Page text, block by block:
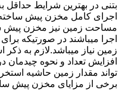
مساحت زمین نیز مخزن پیش
اجرا میباشند در صورتیکه
زمین نیاز میباشد.لازم به
افزایش تعداد و نحوه
تواند مقدار زمین حاشیه
برخی از مزایای مخزن پیش